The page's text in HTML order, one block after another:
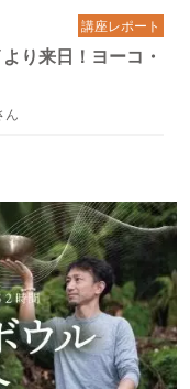
り来日！ヨーコ・
ん
講座レポート